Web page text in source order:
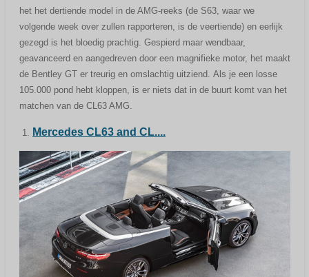
het het dertiende model in de AMG-reeks (de S63, waar we
volgende week over zullen rapporteren, is de veertiende) en eerlijk
gezegd is het bloedig prachtig. Gespierd maar wendbaar,
geavanceerd en aangedreven door een magnifieke motor, het maakt
de Bentley GT er treurig en omslachtig uitziend. Als je een losse
105.000 pond hebt kloppen, is er niets dat in de buurt komt van het
matchen van de CL63 AMG.
Mercedes CL63 and CL....